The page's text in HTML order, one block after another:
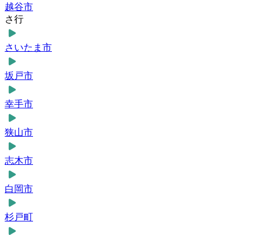
越谷市
さ行
さいたま市
坂戸市
幸手市
狭山市
志木市
白岡市
杉戸町